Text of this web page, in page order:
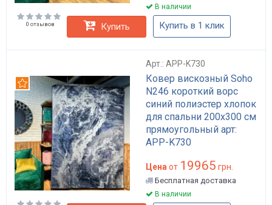
В наличии
0 отзывов Купить Купить в 1 клик
Арт.: APP-K730
Ковер вискозный Soho
N246 короткий ворс
синий полиэстер хлопок
для спальни 200x300 см
прямоугольный арт:
APP-K730
Рекомендуем
Цена от 19965 грн.
Бесплатная доставка
В наличии